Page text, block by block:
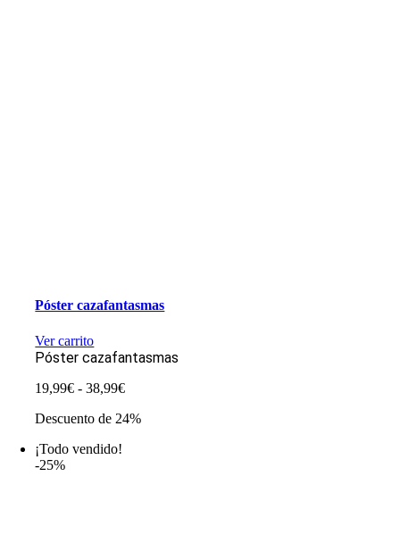
Póster cazafantasmas
Ver carrito
Póster cazafantasmas
19,99€ - 38,99€Rango
precios:
Descuento de 24%
¡Todo vendido!
-25%